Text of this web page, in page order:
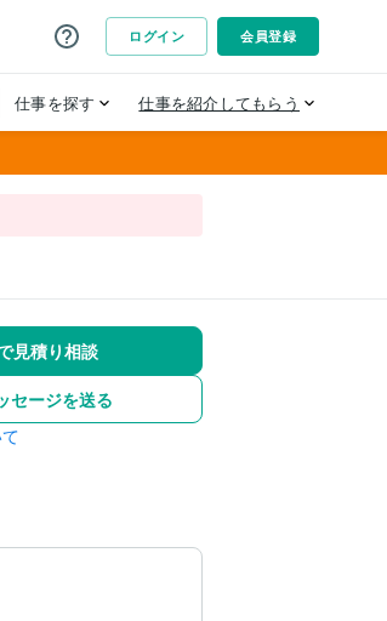
見積り相談
セージを送る